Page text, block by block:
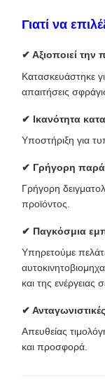
Γιατί να
✔ Αξιοποιεί την
Κατασκευάστηκε
απαιτήσεις
✔ Ικανότητα
Υποστήριξη για
✔ Γρήγορη
Γρήγορη
προϊόντος.
✔ Παγκόσμια
Υπηρετούμε
και της ενέργειας
✔
Απευθείας
και προσφορά.